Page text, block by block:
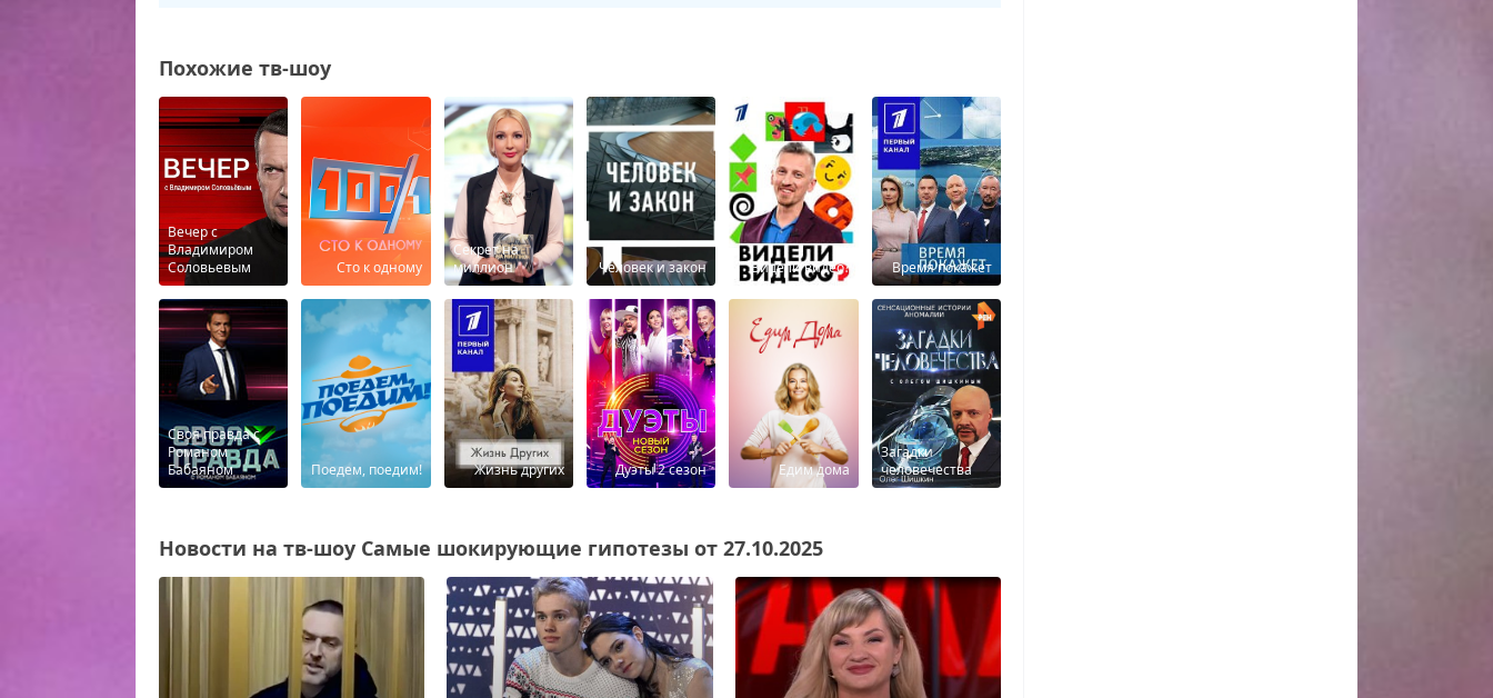
Похожие тв-шоу
Вечер с
Владимиром
Соловьевым
Сто к одному
Секрет на
миллион
Человек и закон Видели видео? Время покажет
Своя правда с
Романом
Бабаяном
Поедем, поедим! Жизнь других Дуэты 2 сезон Едим дома
Загадки
человечества
Новости на тв-шоу Самые шокирующие гипотезы от 27.10.2025